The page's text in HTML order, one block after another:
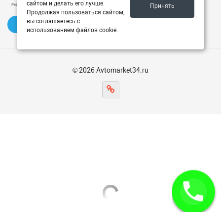
✍️ Оставить отзыв
© 2026 Avtomarket34.ru
сайтом и делать его лучше.
Продолжая пользоваться сайтом,
вы соглашаетесь с
использованием файлов cookie.
Принять